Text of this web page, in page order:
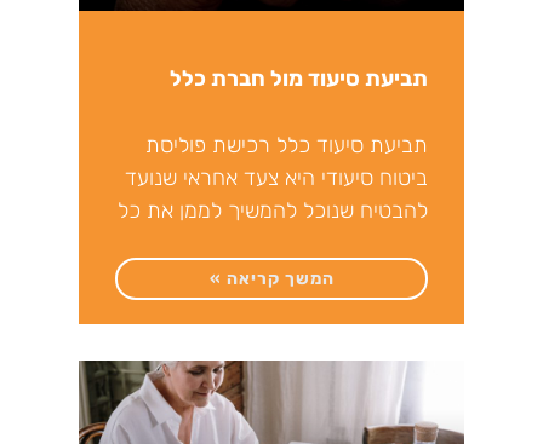
תביעת סיעוד מול חברת כלל
תביעת סיעוד כלל רכישת פוליסת
ביטוח סיעודי היא צעד אחראי שנועד
להבטיח שנוכל להמשיך לממן את כל
המשך קריאה »